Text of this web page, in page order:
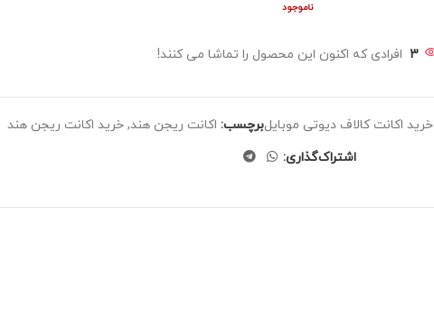
ناموجود
3 افرادی که اکنون این محصول را تماشا می کنند!
خرید اکانت کالاف دیوتی موبایلبرچسب: اکانت ریجن هند, خرید اکانت ریجن هند
اشتراک‌گذاری: